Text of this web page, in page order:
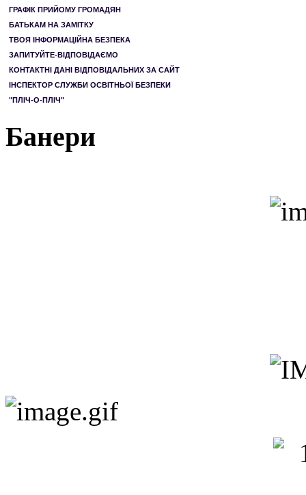
ГРАФІК ПРИЙОМУ ГРОМАДЯН
БАТЬКАМ НА ЗАМІТКУ
ТВОЯ ІНФОРМАЦІЙНА БЕЗПЕКА
ЗАПИТУЙТЕ-ВІДПОВІДАЄМО
КОНТАКТНІ ДАНІ ВІДПОВІДАЛЬНИХ ЗА САЙТ
ІНСПЕКТОР СЛУЖБИ ОСВІТНЬОЇ БЕЗПЕКИ
"ПЛІЧ-О-ПЛІЧ"
Банери